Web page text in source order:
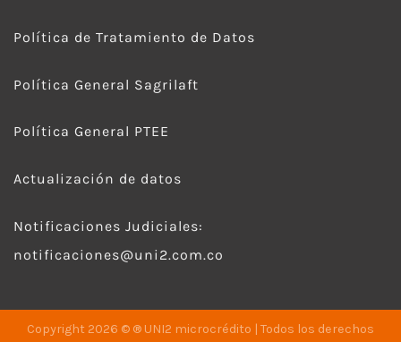
Política de Tratamiento de Datos
Política General Sagrilaft
Política General PTEE
Actualización de datos
Notificaciones Judiciales:
notificaciones@uni2.com.co
Copyright 2026 © ® UNI2 microcrédito | Todos los derechos